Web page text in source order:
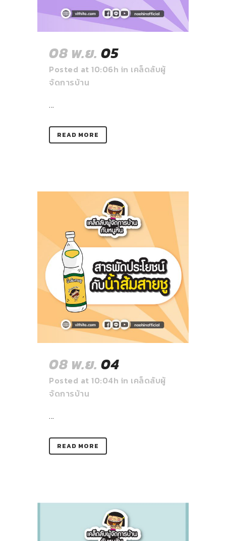
08 พ.ย. 05
Posted at 10:06h in เคล็ดลับผู้
จัดการบ้าน
...
READ MORE
08 พ.ย. 04
Posted at 10:04h in เคล็ดลับผู้
จัดการบ้าน
...
READ MORE